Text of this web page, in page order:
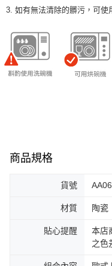
3. 如有無法清除的髒污，可使
商品規格
貨號
材質 陶瓷
貼心提醒
本店
之色